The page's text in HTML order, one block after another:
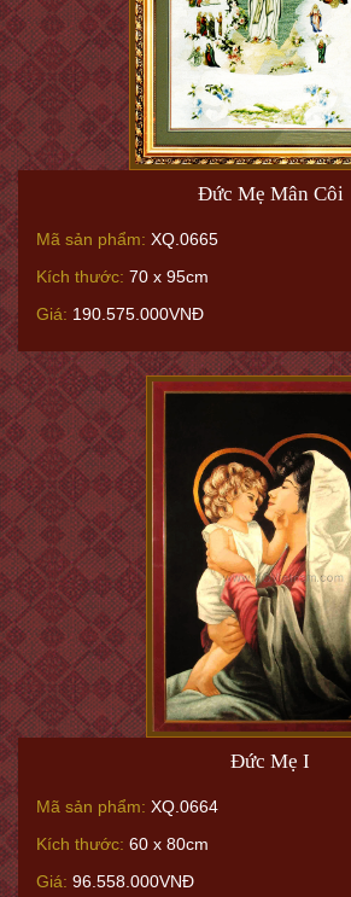
Đức Mẹ Mân Côi
Mã sản phẩm: XQ.0665
Kích thước: 70 x 95cm
Giá: 190.575.000VNĐ
Đức Mẹ I
Mã sản phẩm: XQ.0664
Kích thước: 60 x 80cm
Giá: 96.558.000VNĐ